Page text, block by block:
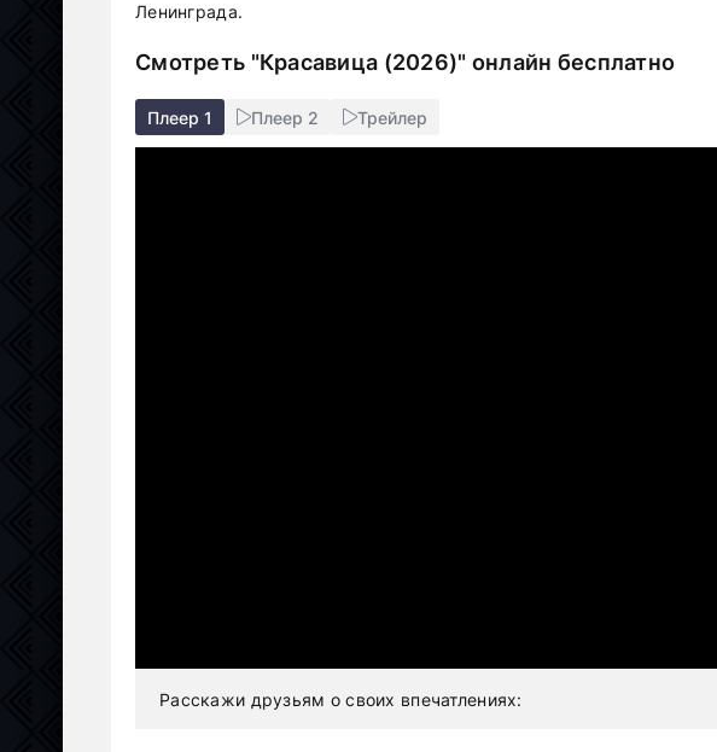
Ленинграда.
Смотреть "Красавица (2026)" онлайн бесплатно
Плеер 1 Плеер 2 Трейлер
Расскажи друзьям о своих впечатлениях: